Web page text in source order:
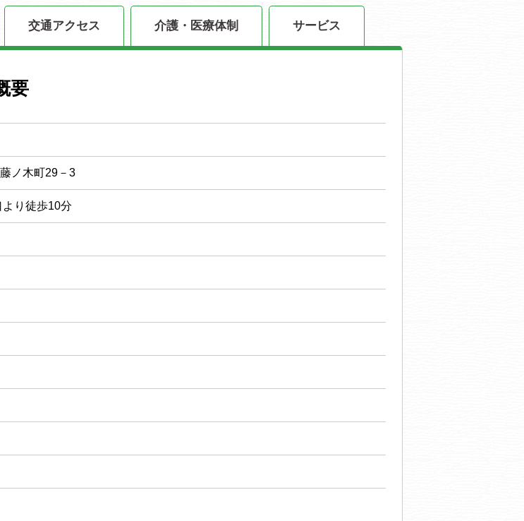
交通アクセス 介護・医療体制 サービス
要
ノ木町29－3
り徒歩10分